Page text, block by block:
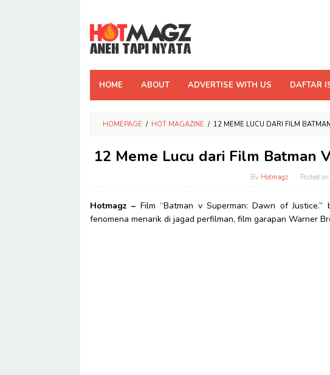
content
HOME ABOUT ADVERTISE WITH US DAFTAR
HOMEPAGE / HOT MAGAZINE / 12 MEME LUCU DARI FILM
12 Meme Lucu dari Film Batman
By Hotmagz Posted
Hotmagz – Film “Batman v Superman: Dawn of
fenomena menarik di jagad perfilman, film garapan Warner